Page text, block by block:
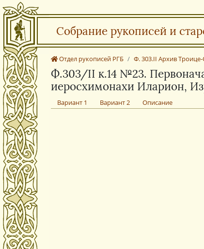
Собрание рукописей и
Отдел рукописей РГБ Ф. 303.II Архив
Ф.303/II к.14 №23.
иеросхимонахи Иларион,
Вариант 1 Вариант 2 Описание